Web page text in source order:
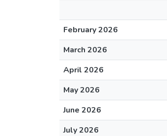
February 2026
March 2026
April 2026
May 2026
June 2026
July 2026